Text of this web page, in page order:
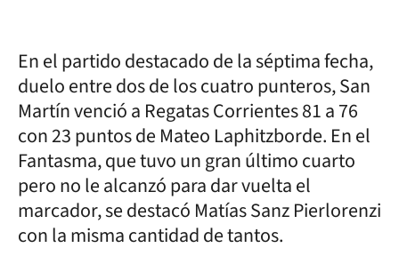
En el partido destacado de la séptima fecha,
duelo entre dos de los cuatro punteros, San
Martín venció a Regatas Corrientes 81 a 76
con 23 puntos de Mateo Laphitzborde. En el
Fantasma, que tuvo un gran último cuarto
pero no le alcanzó para dar vuelta el
marcador, se destacó Matías Sanz Pierlorenzi
con la misma cantidad de tantos.